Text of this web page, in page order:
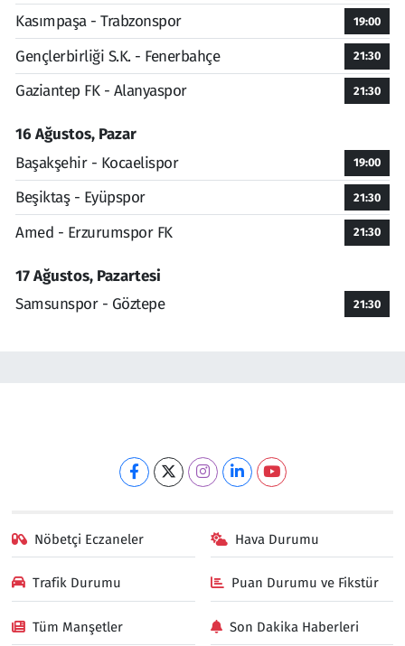
Kasımpaşa - Trabzonspor 19:00
Gençlerbirliği S.K. - Fenerbahçe 21:30
Gaziantep FK - Alanyaspor 21:30
16 Ağustos, Pazar
Başakşehir - Kocaelispor
19:00
Beşiktaş - Eyüpspor 21:30
Amed - Erzurumspor FK 21:30
17 Ağustos, Pazartesi
Samsunspor - Göztepe
21:30
Nöbetçi Eczaneler Hava Durumu
Trafik Durumu Puan Durumu ve Fikstür
Tüm Manşetler Son Dakika Haberleri